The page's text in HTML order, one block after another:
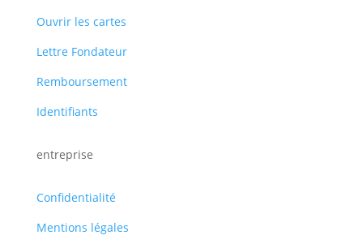
Ouvrir les cartes
Lettre Fondateur
Remboursement
Identifiants
entreprise
Confidentialité
Mentions légales